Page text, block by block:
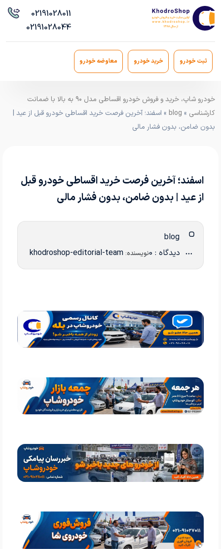
02191028011
02191028044
ثبت خودرو خرید خودرو معاوضه خودرو
خودرو شاپ، خرید و فروش خودرو اقساطی مدل ۹۰ به بالا با ضمانت
کارشناسی »
blog » اسفند؛ آخرین فرصت خرید اقساطی خودرو قبل از عید |
بدون ضامن، بدون فشار مالی
اسفند؛ آخرین فرصت خرید اقساطی خودرو قبل
از عید | بدون ضامن، بدون فشار مالی
دیدگاه : 0 نویسنده: khodroshop-editorial-team